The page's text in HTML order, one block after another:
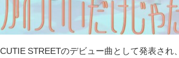
CUTIE STREETのデビュー曲として発表され